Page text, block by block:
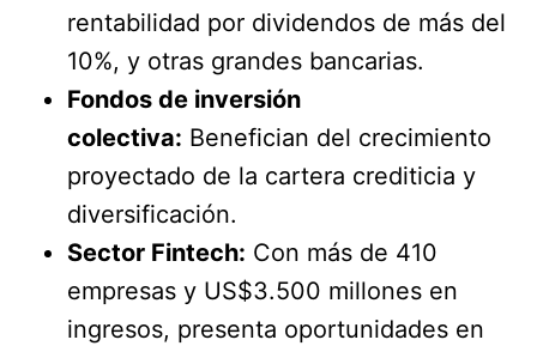
rentabilidad por dividendos de más del
10%, y otras grandes bancarias.
Fondos de inversión
colectiva: Benefician del crecimiento
proyectado de la cartera crediticia y
diversificación.
Sector Fintech: Con más de 410
empresas y US$3.500 millones en
ingresos, presenta oportunidades en